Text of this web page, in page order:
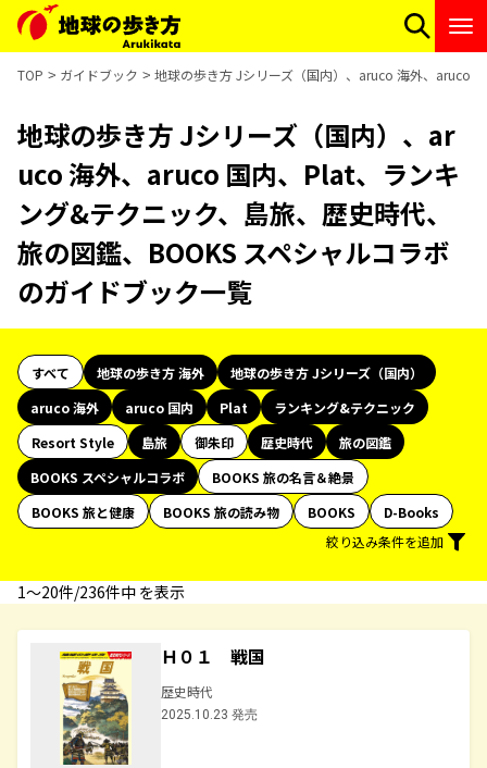
TOP ガイドブック 地球の歩き方 Jシリーズ（国内）、aruco 海外、aruco
地球の歩き方 Jシリーズ（国内）、ar
uco 海外、aruco 国内、Plat、ランキ
ング&テクニック、島旅、歴史時代、
旅の図鑑、BOOKS スペシャルコラボ
のガイドブック一覧
すべて 地球の歩き方 海外
地球の歩き方 Jシリーズ（国内）
aruco 海外
aruco 国内 Plat
ランキング&テクニック
Resort Style
島旅 御朱印 歴史時代
旅の図鑑
BOOKS スペシャルコラボ
BOOKS 旅の名言＆絶景
BOOKS 旅と健康
BOOKS 旅の読み物 BOOKS
D-Books
絞り込み条件を追加
1〜20件/236件中 を表示
Ｈ０１ 戦国
歴史時代
2025.10.23 発売